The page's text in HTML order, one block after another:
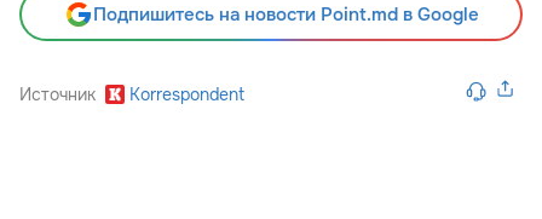
Подпишитесь на новости Point.md в Google
Источник Korrespondent